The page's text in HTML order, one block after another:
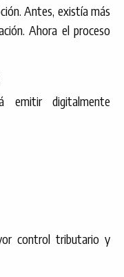
Antes, existía más
Ahora el proceso
emitir digitalmente
control tributario y